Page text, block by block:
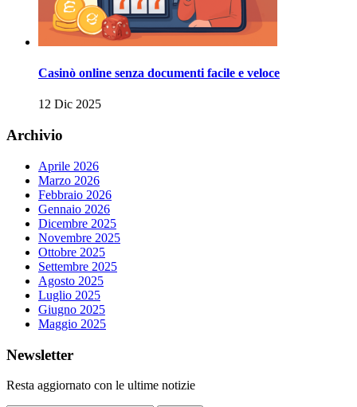
Casinò online senza documenti facile e veloce
12 Dic 2025
Archivio
Aprile 2026
Marzo 2026
Febbraio 2026
Gennaio 2026
Dicembre 2025
Novembre 2025
Ottobre 2025
Settembre 2025
Agosto 2025
Luglio 2025
Giugno 2025
Maggio 2025
Newsletter
Resta aggiornato con le ultime notizie